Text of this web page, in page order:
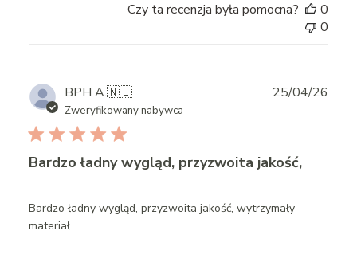
Czy ta recenzja była pomocna?
0
0
BPH A.🇳🇱
Zweryfikowany nabywca
Bardzo ładny wygląd, przyzwoita jakość,
Bardzo ładny wygląd, przyzwoita jakość, wytrzymały
materiał
25/04/26